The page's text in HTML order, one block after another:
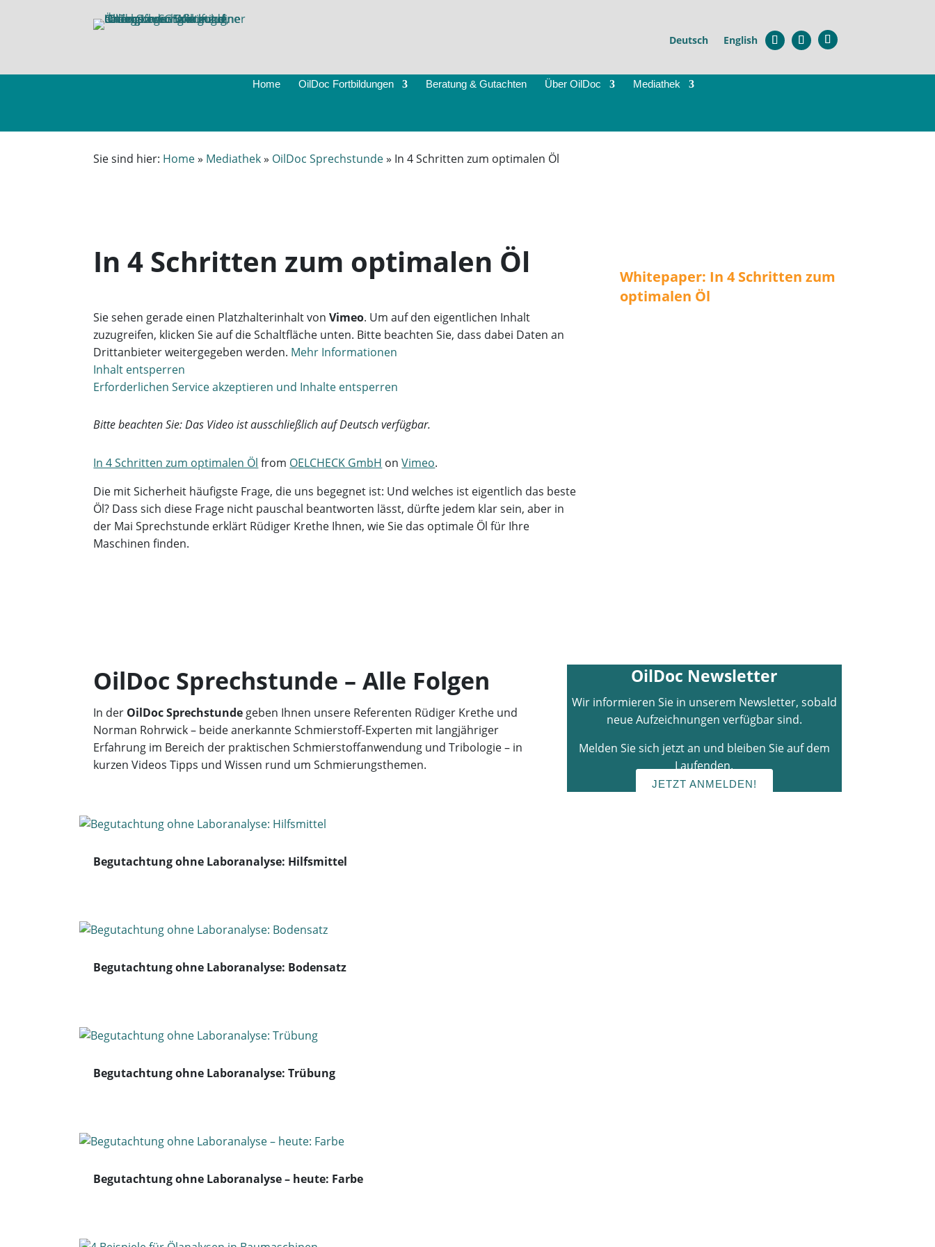
Deutsch English
Home OilDoc Fortbildungen Beratung & Gutachten Über OilDoc Mediathek
Sie sind hier: Home» Mediathek» OilDoc Sprechstunde» In 4 Schritten zum optimalen Öl
In 4 Schritten zum optimalen Öl
Sie sehen gerade einen Platzhalterinhalt vonVimeo. Um auf den eigentlichen Inhalt
zuzugreifen, klicken Sie auf die Schaltfläche unten. Bitte beachten Sie, dass dabei Daten an
Drittanbieter weitergegeben werden. Mehr Informationen
Inhalt entsperren
Erforderlichen Service akzeptieren und Inhalte entsperren
Bitte beachten Sie: Das Video ist ausschließlich auf Deutsch verfügbar.
In 4 Schritten zum optimalen Öl from OELCHECK GmbH onVimeo.
Die mit Sicherheit häufigste Frage, die uns begegnet ist: Und welches ist eigentlich das beste
Öl? Dass sich diese Frage nicht pauschal beantworten lässt, dürfte jedem klar sein, aber in
der Mai Sprechstunde erklärt Rüdiger Krethe Ihnen, wie Sie das optimale Öl für Ihre
Maschinen finden.
Whitepaper: In 4 Schritten zum
optimalen Öl
OilDoc Sprechstunde – Alle Folgen
In der OilDoc Sprechstunde geben Ihnen unsere Referenten Rüdiger Krethe und
Norman Rohrwick – beide anerkannte Schmierstoff-Experten mit langjähriger
Erfahrung im Bereich der praktischen Schmierstoffanwendung und Tribologie – in
kurzen Videos Tipps und Wissen rund um Schmierungsthemen.
OilDoc Newsletter
Wir informieren Sie in unserem Newsletter, sobald
neue Aufzeichnungen verfügbar sind.
Melden Sie sich jetzt an und bleiben Sie auf dem
Laufenden.
JETZT ANMELDEN!
Begutachtung ohne Laboranalyse: Hilfsmittel
Begutachtung ohne Laboranalyse: Bodensatz
Begutachtung ohne Laboranalyse: Trübung
Begutachtung ohne Laboranalyse – heute: Farbe